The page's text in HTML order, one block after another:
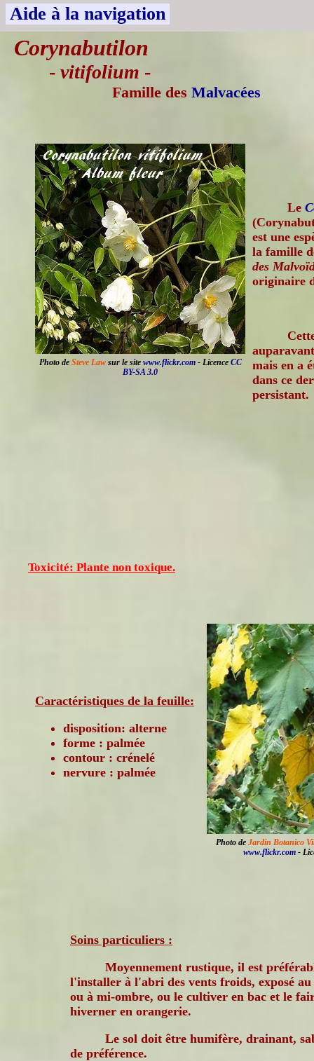
Aide à la navigation
Corynabutilon
- vitifolium -
Famille des Malvacées
Photo de Steve Lawsur le site www.flickr.com- Licence CC
BY-SA 3.0
Le
est une
la famille
des
originaire
mais en a
dans ce
persistant.
Toxicité: Plante non toxique.
Photo de Jardin Botanico
www.flickr.com-
Caractéristiques de la feuille:
disposition: alterne
forme : palmée
contour : crénelé
nervure : palmée
Soins particuliers :
Moyennement rustique, il est
l'installer à l'abri des vents froids, exposé au
ou à mi-ombre, ou le cultiver en bac et le
hiverner en orangerie.
Le sol doit être humifère, drainant,
de préférence.